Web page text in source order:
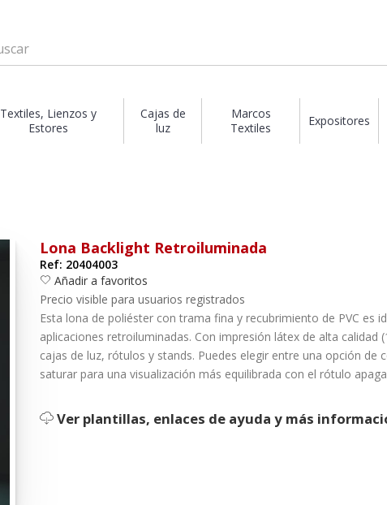
Textiles, Lienzos y
Estores
Cajas de
luz
Marcos
Textiles
Expositores
Lona Backlight Retroiluminada
Ref: 20404003
Añadir a favoritos
Precio visible para usuarios registrados
Esta lona de poliéster con trama fina y recubrimiento de PVC es
aplicaciones retroiluminadas. Con impresión látex de alta calidad
cajas de luz, rótulos y stands. Puedes elegir entre una opción
saturar para una visualización más equilibrada con el rótulo
Ver plantillas, enlaces de ayuda y más